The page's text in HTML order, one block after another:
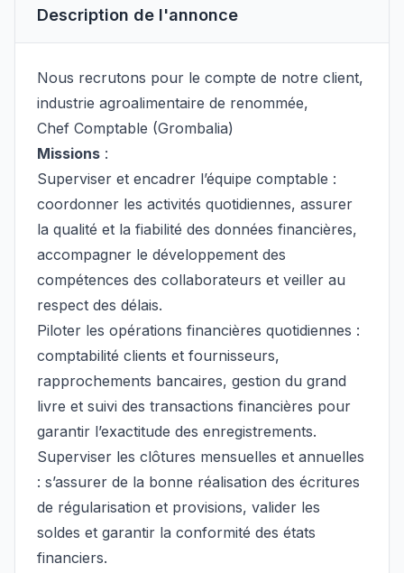
Description de l'annonce
Nous recrutons pour le compte de notre client,
industrie agroalimentaire de renommée,
Chef Comptable (Grombalia)
Missions :
Superviser et encadrer l’équipe comptable :
coordonner les activités quotidiennes, assurer
la qualité et la fiabilité des données financières,
accompagner le développement des
compétences des collaborateurs et veiller au
respect des délais.
Piloter les opérations financières quotidiennes :
comptabilité clients et fournisseurs,
rapprochements bancaires, gestion du grand
livre et suivi des transactions financières pour
garantir l’exactitude des enregistrements.
Superviser les clôtures mensuelles et annuelles
: s’assurer de la bonne réalisation des écritures
de régularisation et provisions, valider les
soldes et garantir la conformité des états
financiers.